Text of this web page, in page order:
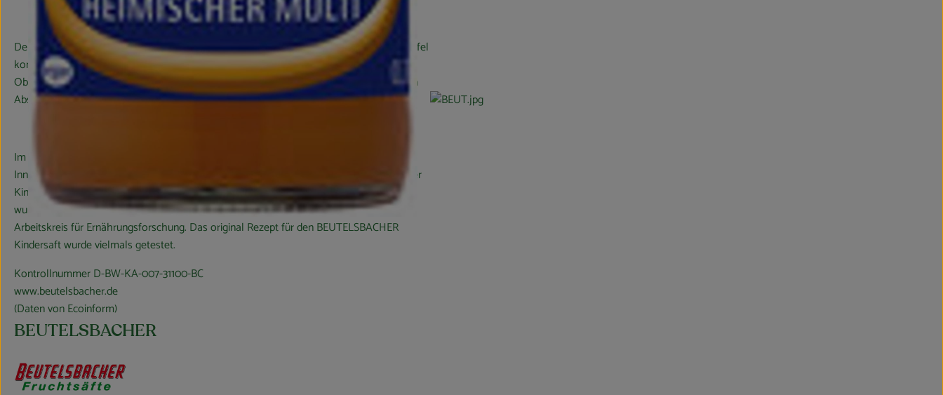
Der größte Teil des heimischen Obstes kommt aus der traditionsreichen Region. Die Äpfel
kommen von Streuobstwiesen, auf denen vorwiegend großkronige und hochstämmige
Obstbäume verschiedener Arten und Sorten, Alters- und Größenklassen in weiträumigen
Abständen stehen.
Im Verlauf der 85-jährigen Firmengeschichte hat BEUTELSBACHER sehr viele
Innovationen für den Naturkostmarkt entwickelt. Beispiele hierfür sind der erste Demeter
Kindersaft, Multi Pur als erster Multi-Fruchtsaft wie auch Apfel-Mango Saft. Entwickelt
wurde der bekannte BEUTELSBACHER Demeter Kindersaft zusammen mit dem
Arbeitskreis für Ernährungsforschung. Das original Rezept für den BEUTELSBACHER
Kindersaft wurde vielmals getestet.
Kontrollnummer D-BW-KA-007-31100-BC
www.beutelsbacher.de
(Daten von Ecoinform)
BEUTELSBACHER